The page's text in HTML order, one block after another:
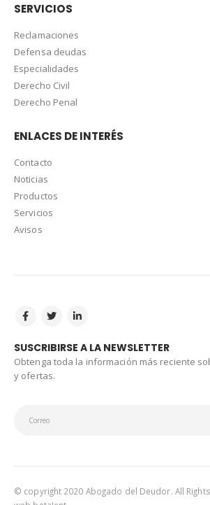
SERVICIOS
Reclamaciones
Defensa deudas
Especialidades
Derecho Civil
Derecho Penal
ENLACES DE INTERÉS
Contacto
Noticias
Productos
Servicios
Avisos
SUSCRIBIRSE A LA NEWSLETTER
Obtenga toda la información más reciente
y ofertas.
© copyright 2020 Abogado del Deudor. All